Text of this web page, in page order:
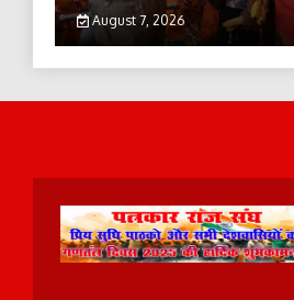
August 7, 2026